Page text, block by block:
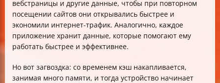
вебстраницы и другие данные, чтобы при повторном
посещении сайтов они открывались быстрее и
экономили интернет-трафик. Аналогично, каждое
приложение хранит данные, которые помогают ему
работать быстрее и эффективнее.
Но вот загвоздка: со временем кэш накапливается,
занимая много памяти, и тогда устройство начинает